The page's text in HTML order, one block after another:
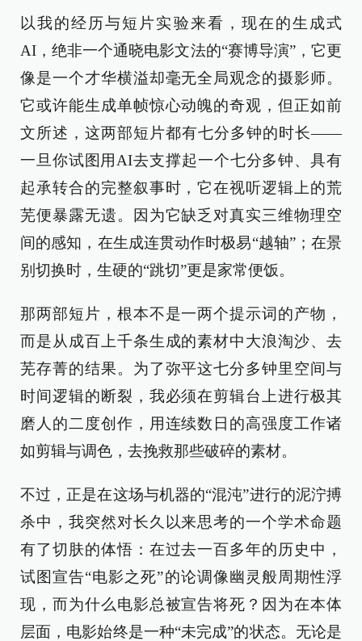
以我的经历与短片实验来看，现在的生成式
AI，绝非一个通晓电影文法的“赛博导演”，它更
像是一个才华横溢却毫无全局观念的摄影师。
它或许能生成单帧惊心动魄的奇观，但正如前
文所述，这两部短片都有七分多钟的时长——
一旦你试图用AI去支撑起一个七分多钟、具有
起承转合的完整叙事时，它在视听逻辑上的荒
芜便暴露无遗。因为它缺乏对真实三维物理空
间的感知，在生成连贯动作时极易“越轴”；在景
别切换时，生硬的“跳切”更是家常便饭。
那两部短片，根本不是一两个提示词的产物，
而是从成百上千条生成的素材中大浪淘沙、去
芜存菁的结果。为了弥平这七分多钟里空间与
时间逻辑的断裂，我必须在剪辑台上进行极其
磨人的二度创作，用连续数日的高强度工作诸
如剪辑与调色，去挽救那些破碎的素材。
不过，正是在这场与机器的“混沌”进行的泥泞搏
杀中，我突然对长久以来思考的一个学术命题
有了切肤的体悟：在过去一百多年的历史中，
试图宣告“电影之死”的论调像幽灵般周期性浮
现，而为什么电影总被宣告将死？因为在本体
层面，电影始终是一种“未完成”的状态。无论是